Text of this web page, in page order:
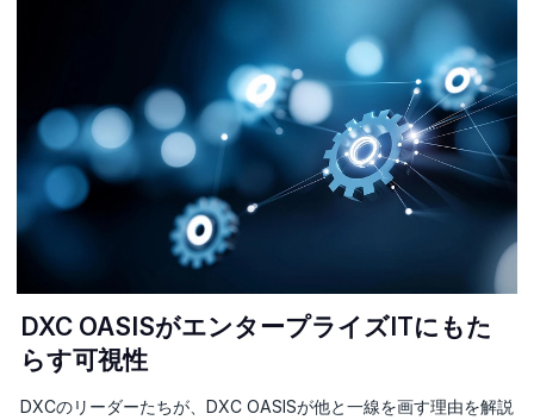
DXC OASISがエンタープライズITにもた
らす可視性
DXCのリーダーたちが、DXC OASISが他と一線を画す理由を解説